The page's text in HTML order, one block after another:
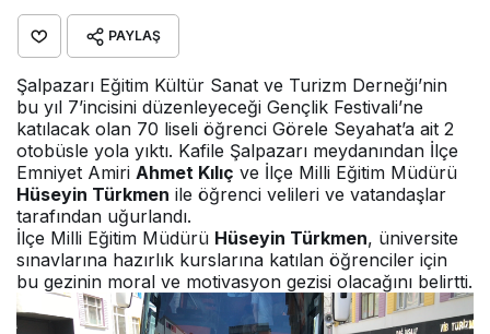
PAYLAŞ
Şalpazarı Eğitim Kültür Sanat ve Turizm Derneği’nin
bu yıl 7’incisini düzenleyeceği Gençlik Festivali’ne
katılacak olan 70 liseli öğrenci Görele Seyahat’a ait 2
otobüsle yola yıktı. Kafile Şalpazarı meydanından İlçe
Emniyet Amiri Ahmet Kılıç ve İlçe Milli Eğitim Müdürü
Hüseyin Türkmen ile öğrenci velileri ve vatandaşlar
tarafından uğurlandı.
İlçe Milli Eğitim Müdürü Hüseyin Türkmen, üniversite
sınavlarına hazırlık kurslarına katılan öğrenciler için
bu gezinin moral ve motivasyon gezisi olacağını belirtti.